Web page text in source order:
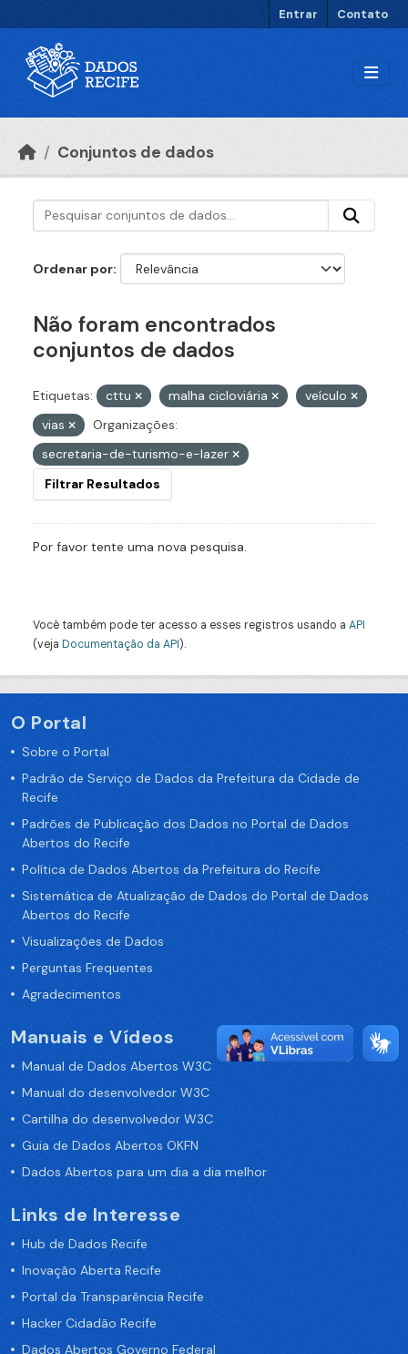
Entrar Contato
Conjuntos de dados
Ordenar por
Não foram encontrados
conjuntos de dados
Etiquetas: cttu malha cicloviária
veículo
vias
Organizações:
secretaria-de-turismo-e-lazer
Filtrar Resultados
Por favor tente uma nova pesquisa.
Você também pode ter acesso a esses registros usando a API
(veja Documentação da API).
O Portal
Sobre o Portal
Padrão de Serviço de Dados da Prefeitura da Cidade de
Recife
Padrões de Publicação dos Dados no Portal de Dados
Abertos do Recife
Política de Dados Abertos da Prefeitura do Recife
Sistemática de Atualização de Dados do Portal de Dados
Abertos do Recife
Visualizações de Dados
Perguntas Frequentes
Agradecimentos
Manuais e Vídeos
Manual de Dados Abertos W3C
Manual do desenvolvedor W3C
Cartilha do desenvolvedor W3C
Guia de Dados Abertos OKFN
Dados Abertos para um dia a dia melhor
Links de Interesse
Hub de Dados Recife
Inovação Aberta Recife
Portal da Transparência Recife
Hacker Cidadão Recife
Dados Abertos Governo Federal